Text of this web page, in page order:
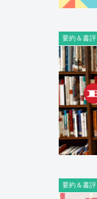
要約＆書評
要約＆書評